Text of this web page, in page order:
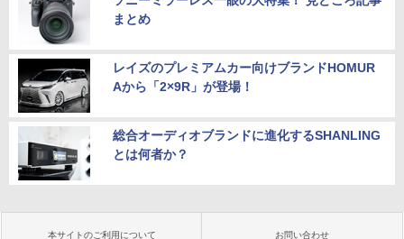
まとめ
レイズのプレミアムカー向けブランドHOMUR
Aから「2×9R」が登場！
総合オーディオブランドに進化するSHANLING
とは何者か？
本サイトのご利用について お問い合わせ